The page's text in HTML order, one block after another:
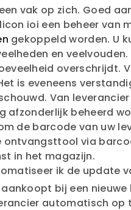
vak op zich. Goed
ioi een beheer van
gekoppeld worden. U
en
overschrijdt.
is eveneens
Van
afzonderlijk beheerd
de barcode van uw
ontvangsttool via
in het magazijn.
ik de update
bij een
automatisch op